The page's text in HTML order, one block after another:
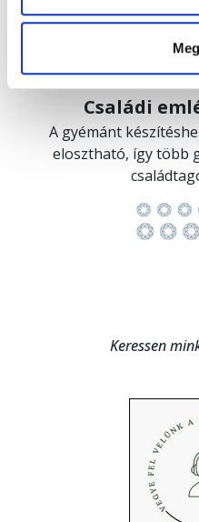
Családi
A gyémánt
elosztható, így több
Keressen